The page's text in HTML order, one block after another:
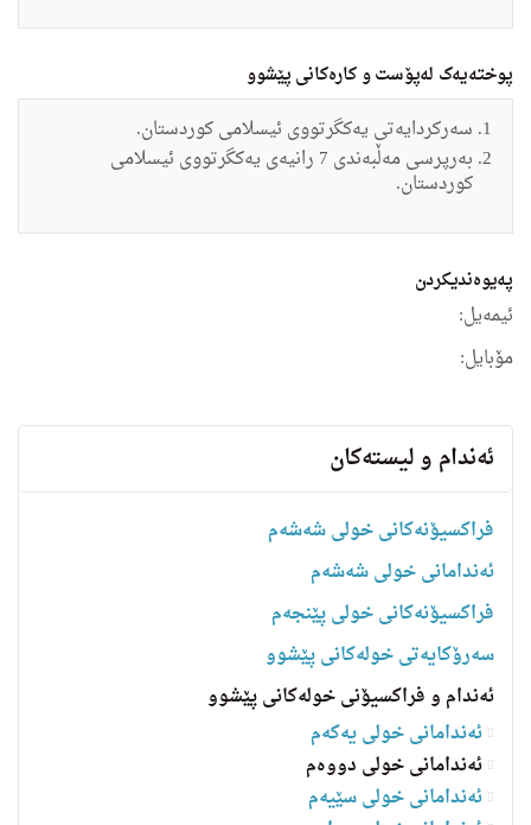
پوختەیەک لەپۆست و کارەکانی پێشوو
سه‌ركردایه‌تی یه‌كگرتووی ئیسلامی كوردستان.
به‌رپرسی مه‌ڵبه‌ندی 7 رانیه‌ی یه‌كگرتووی ئیسلامی
كوردستان.
په‌یوه‌ندیكردن
ئیمه‌یل:
مۆبایل:
ئه‌ندام و لیسته‌كان
فراکسیۆنەکانی خولی شەشەم
ئەندامانی خولی شەشەم
فراکسیۆنەکانی خولی پێنجەم
سه‌رۆكایه‌تی خولەکانی پێشوو
ئەندام و فراکسیۆنی خولەکانی پێشوو
ئەندامانی خولی یەکەم
ئەندامانی خولی دووەم
ئەندامانی خولی سێیەم